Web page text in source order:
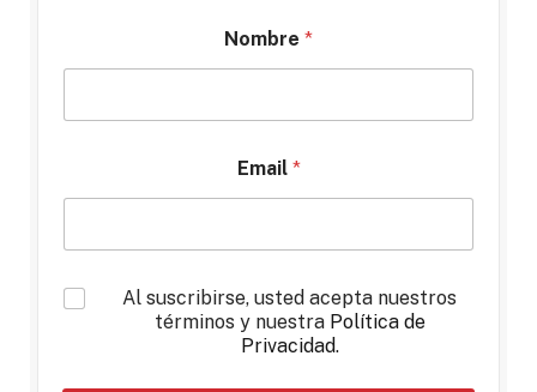
Nombre *
Email *
*
Al suscribirse, usted acepta nuestros
términos y nuestra Política de
Privacidad.